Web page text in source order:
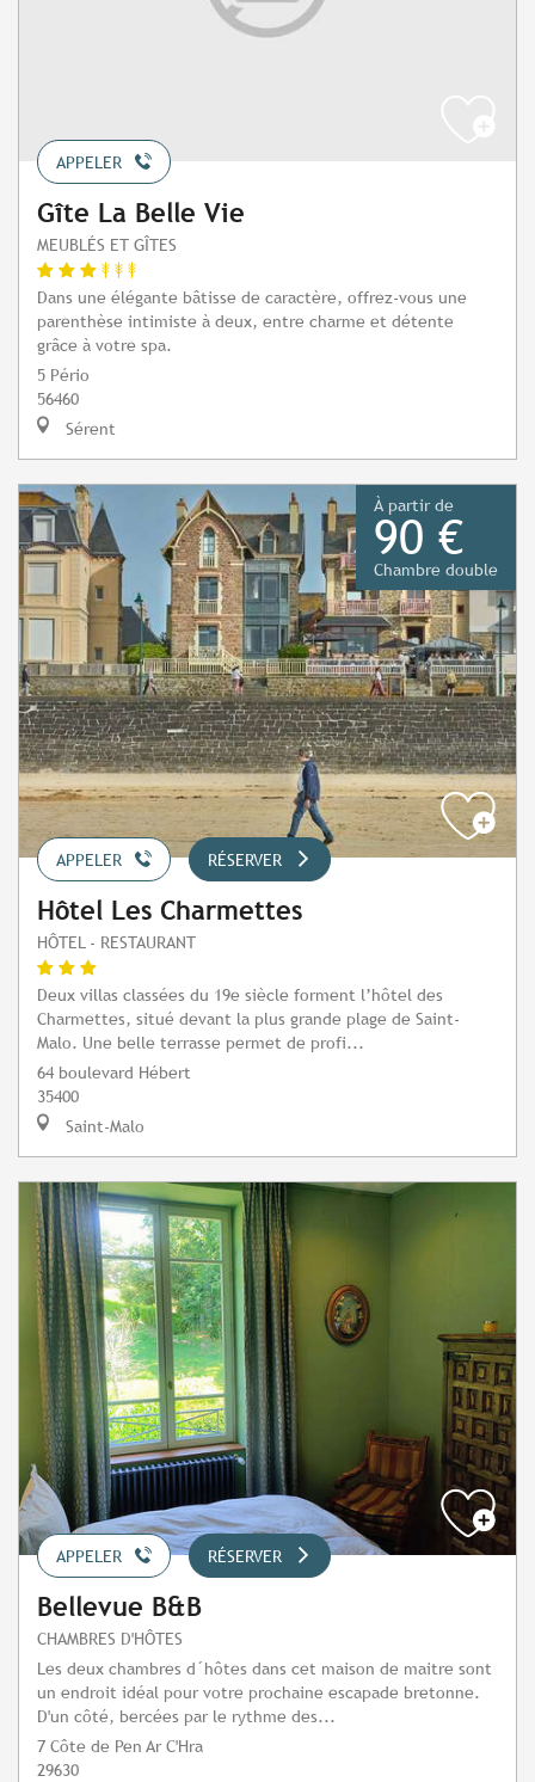
APPELER
Gîte La Belle Vie
MEUBLÉS ET GÎTES
Dans une élégante bâtisse de caractère, offrez-vous une
parenthèse intimiste à deux, entre charme et détente
grâce à votre spa.
5 Pério
56460
Sérent
À partir de
90 €
Chambre double
APPELER RÉSERVER
Hôtel Les Charmettes
HÔTEL - RESTAURANT
Deux villas classées du 19e siècle forment l’hôtel des
Charmettes, situé devant la plus grande plage de Saint-
Malo. Une belle terrasse permet de profi...
64 boulevard Hébert
35400
Saint-Malo
APPELER RÉSERVER
Bellevue B&B
CHAMBRES D'HÔTES
Les deux chambres d´hôtes dans cet maison de maitre sont
un endroit idéal pour votre prochaine escapade bretonne.
D'un côté, bercées par le rythme des...
7 Côte de Pen Ar C'Hra
29630